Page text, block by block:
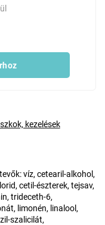
kezelések
víz, cetearil-alkohol,
cetil-észterek, tejsav,
trideceth-6,
limonén, linalool,
szalicilát,